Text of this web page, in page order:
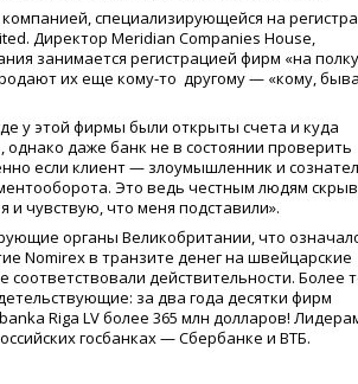
специализирующейся на
Директор Meridian Companies House,
занимается регистрацией фирм «на
их еще кому-то другому — «кому,
у этой фирмы были открыты счета и куда
однако даже банк не в состоянии проверить
если клиент — злоумышленник и
Это ведь честным людям
и чувствую, что меня подставили».
органы Великобритании, что
Nomirex в транзите денег на швейцарские
действительности. Более
за два года десятки фирм
Riga LV более 365 млн долларов!
госбанках — Сбербанке и ВТБ.